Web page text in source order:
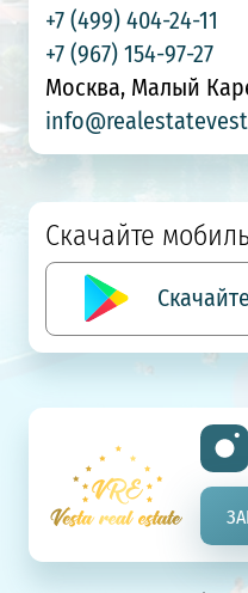
+7 (499) 404-24-11
+7 (967) 154-97-27
Москва, Малый
Скачайте